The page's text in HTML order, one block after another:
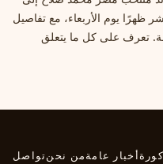
ظهرًا يوم الأربعاء، مع تفاصيل
تعرف على كل ما يتعلق
كورةأخبار عامةمن نحنتواصل